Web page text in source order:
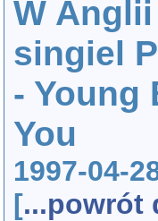
W
singiel
- Young
You
1997-04-
[...powrót